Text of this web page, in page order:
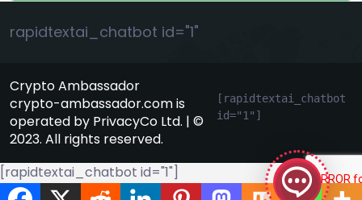
rapidtextai_chatbot id="1"
Crypto Ambassador
crypto-ambassador.com is
operated by PrivacyCo Ltd. | ©
2023. All rights reserved.
[rapidtextai_chatbot
id="1"]
GeekyBot
[rapidtextai_chatbot id="1"]